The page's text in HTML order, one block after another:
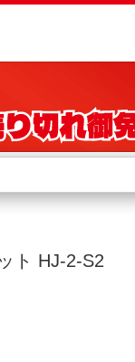
ト HJ-2-S2